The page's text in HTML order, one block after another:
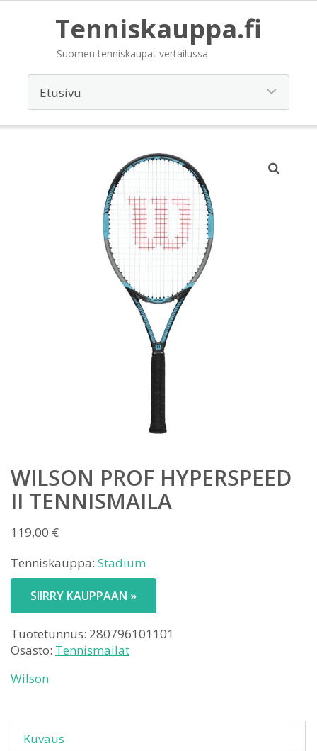
Tenniskauppa.fi
Suomen tenniskaupat vertailussa
WILSON PROF HYPERSPEED
II TENNISMAILA
119,00 €
Tenniskauppa: Stadium
SIIRRY KAUPPAAN »
Tuotetunnus: 280796101101
Osasto: Tennismailat
Wilson
Kuvaus